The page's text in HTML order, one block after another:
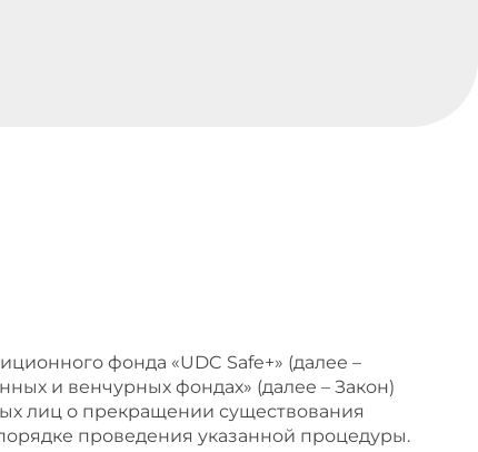
фонда «UDC Safe+» (далее –
и венчурных фондах» (далее – Закон)
лиц о прекращении существования
проведения указанной процедуры.